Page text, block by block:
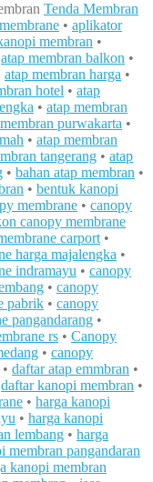
Tenda Membran
• aplikator
membran •
atap membran balkon •
atap membran harga •
hotel • atap
• atap membran
purwakarta •
• atap membran
tangerang • atap
• bahan atap membran •
• bentuk kanopi
membrane • canopy
canopy membrane
carport •
harga majalengka •
indramayu • canopy
• canopy
pabrik • canopy
pangandarang •
rs • Canopy
• canopy
• daftar atap emmbran •
daftar kanopi membran •
• harga kanopi
• harga kanopi
lembang • harga
membran pangandaran
kanopi membran